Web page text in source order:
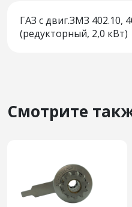
ГАЗ с двиг.ЗМЗ 402.10,
(редукторный, 2,0 кВт)
Смотрите